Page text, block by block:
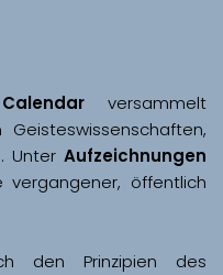
versammelt
Unter Aufzeichnungen
öffentlich
den Prinzipien des